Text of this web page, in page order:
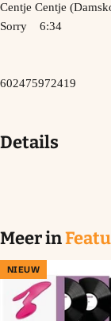
Centje Centje
Sorry 6:34
602475972419
Details
Meer in
NIEUW